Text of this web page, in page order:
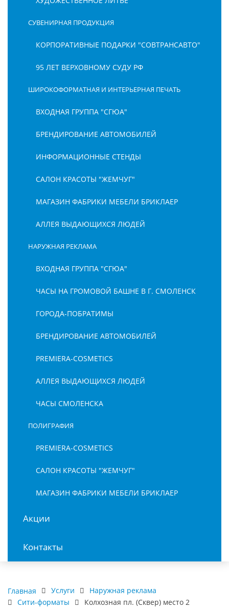
СУВЕНИРНАЯ ПРОДУКЦИЯ
КОРПОРАТИВНЫЕ ПОДАРКИ "СОВТРАНСАВТО"
95 ЛЕТ ВЕРХОВНОМУ СУДУ РФ
ШИРОКОФОРМАТНАЯ И ИНТЕРЬЕРНАЯ ПЕЧАТЬ
ВХОДНАЯ ГРУППА "СГЮА"
БРЕНДИРОВАНИЕ АВТОМОБИЛЕЙ
ИНФОРМАЦИОННЫЕ СТЕНДЫ
САЛОН КРАСОТЫ "ЖЕМЧУГ"
МАГАЗИН ФАБРИКИ МЕБЕЛИ БРИКЛАЕР
АЛЛЕЯ ВЫДАЮЩИХСЯ ЛЮДЕЙ
НАРУЖНАЯ РЕКЛАМА
ВХОДНАЯ ГРУППА "СГЮА"
ЧАСЫ НА ГРОМОВОЙ БАШНЕ В Г. СМОЛЕНСК
ГОРОДА-ПОБРАТИМЫ
БРЕНДИРОВАНИЕ АВТОМОБИЛЕЙ
PREMIERA-COSMETICS
АЛЛЕЯ ВЫДАЮЩИХСЯ ЛЮДЕЙ
ЧАСЫ СМОЛЕНСКА
ПОЛИГРАФИЯ
PREMIERA-COSMETICS
САЛОН КРАСОТЫ "ЖЕМЧУГ"
МАГАЗИН ФАБРИКИ МЕБЕЛИ БРИКЛАЕР
Акции
Контакты
Главная Услуги
Наружная реклама
Сити-форматы
Колхозная пл. (Сквер) место 2